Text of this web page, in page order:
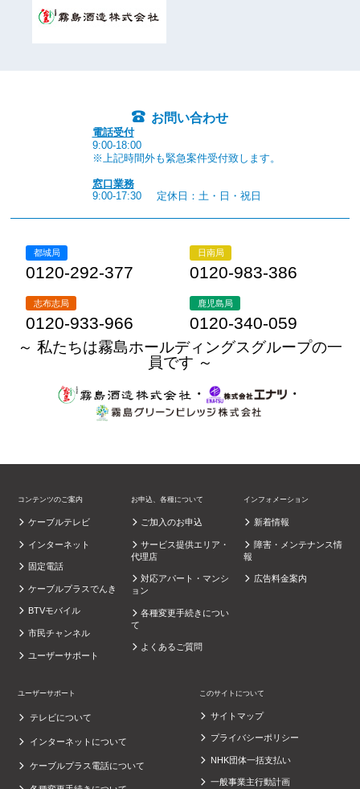
お問い合わせ
電話受付
9:00-18:00
※上記時間外も緊急案件受付致します。
窓口業務
9:00-17:30
定休日：土・日・祝日
都城局
0120-292-377
日南局
0120-983-386
志布志局
0120-933-966
鹿児島局
0120-340-059
～ 私たちは霧島ホールディングスグループの一
員です ～
・
・
コンテンツのご案内
ケーブルテレビ
インターネット
固定電話
ケーブルプラスでんき
BTVモバイル
市民チャンネル
ユーザーサポート
お申込、各種について
ご加入のお申込
サービス提供エリア・
代理店
対応アパート・マンシ
ョン
各種変更手続きについ
て
よくあるご質問
インフォメーション
新着情報
障害・メンテナンス情
報
広告料金案内
ユーザーサポート
テレビについて
インターネットについて
ケーブルプラス電話について
このサイトについて
サイトマップ
プライバシーポリシー
NHK団体一括支払い
一般事業主行動計画